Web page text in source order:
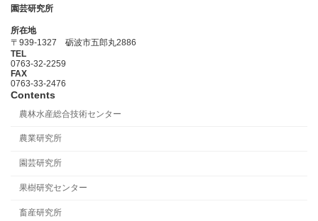
園芸研究所
所在地
〒939-1327 砺波市五郎丸2886
TEL
0763-32-2259
FAX
0763-33-2476
Contents
農林水産総合技術センター
農業研究所
園芸研究所
果樹研究センター
畜産研究所